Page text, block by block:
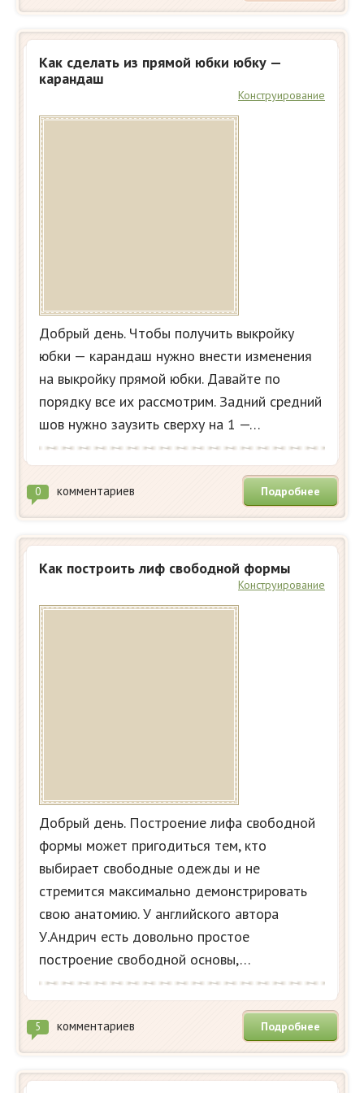
Как сделать из прямой юбки юбку —
карандаш
Конструирование
Добрый день. Чтобы получить выкройку
юбки — карандаш нужно внести изменения
на выкройку прямой юбки. Давайте по
порядку все их рассмотрим. Задний средний
шов нужно заузить сверху на 1 —…
0 комментариев Подробнее
Как построить лиф свободной формы
Конструирование
Добрый день. Построение лифа свободной
формы может пригодиться тем, кто
выбирает свободные одежды и не
стремится максимально демонстрировать
свою анатомию. У английского автора
У.Андрич есть довольно простое
построение свободной основы,…
5 комментариев Подробнее